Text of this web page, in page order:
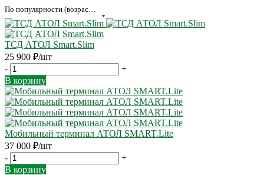
ТСД АТОЛ Smart.Slim
25 900 ₽/шт
-
+
В корзину
Мобильный терминал АТОЛ SMART.Lite
37 000 ₽/шт
-
+
В корзину